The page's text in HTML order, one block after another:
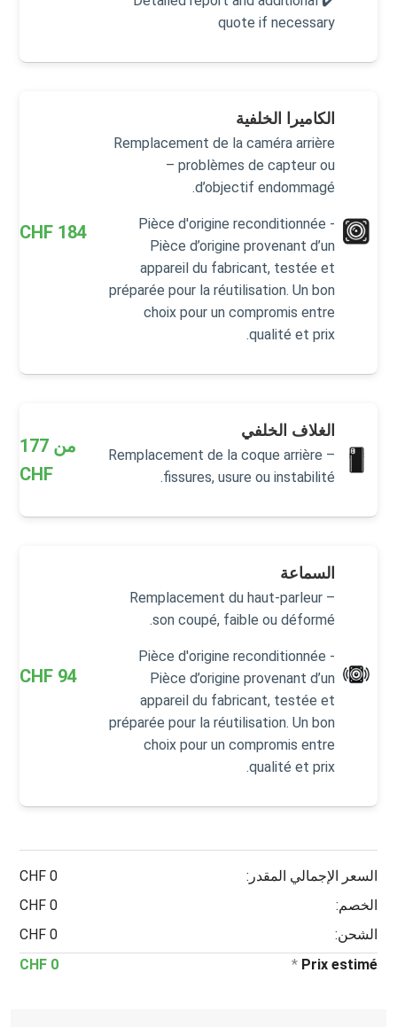
quote if necessary
الكاميرا الخلفية
Remplacement de la caméra arrière
– problèmes de capteur ou
d’objectif endommagé.
Pièce d'origine reconditionnée -
Pièce d’origine provenant d’un
appareil du fabricant, testée et
préparée pour la réutilisation. Un bon
choix pour un compromis entre
qualité et prix.
184
الغلاف الخلفي
Remplacement de la coque arrière –
fissures, usure ou instabilité.
من 177
CHF
السماعة
Remplacement du haut-parleur –
son coupé, faible ou déformé.
Pièce d'origine reconditionnée -
Pièce d’origine provenant d’un
appareil du fabricant, testée et
préparée pour la réutilisation. Un bon
choix pour un compromis entre
qualité et prix.
94
السعر الإجمالي المقدر:
0 CHF
الخصم:
0 CHF
الشحن:
0 CHF
Prix estimé
*
0 CHF